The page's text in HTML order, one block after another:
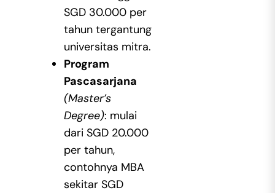
SGD 30.000 per
tahun tergantung
universitas mitra.
Program
Pascasarjana
(Master’s
Degree): mulai
dari SGD 20.000
per tahun,
contohnya MBA
sekitar SGD